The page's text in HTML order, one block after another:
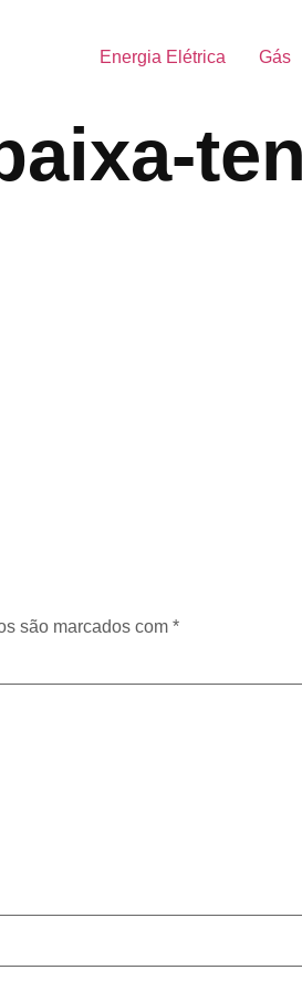
Energia Elétrica Gás
são marcados com *